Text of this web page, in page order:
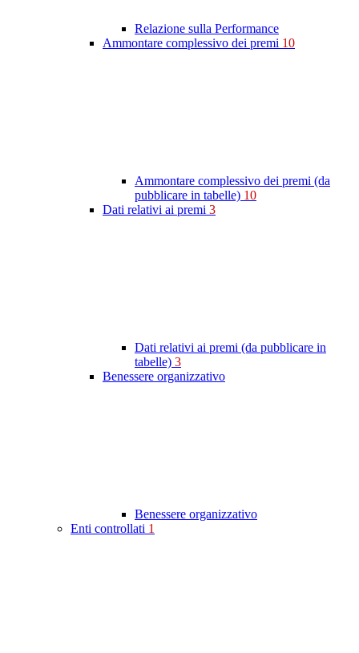
Relazione sulla Performance
Ammontare complessivo dei premi 10
Ammontare complessivo dei premi (da
pubblicare in tabelle) 10
Dati relativi ai premi 3
Dati relativi ai premi (da pubblicare in
tabelle) 3
Benessere organizzativo
Benessere organizzativo
Enti controllati 1